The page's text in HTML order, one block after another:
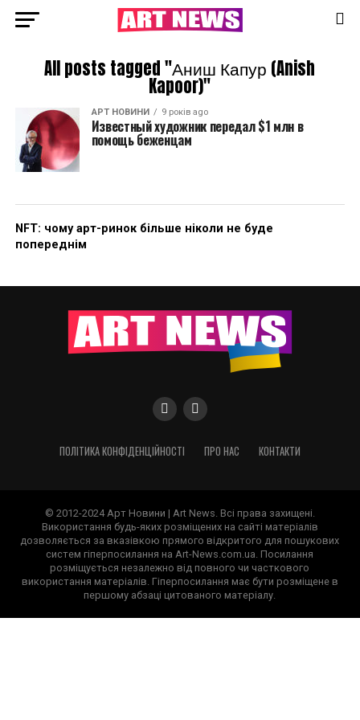
All posts tagged "Аниш Капур (Anish
Kapoor)"
АРТ НОВИНИ 9 років ago
Известный художник передал $1 млн в
помощь беженцам
NFT: чому арт-ринок більше ніколи не буде
попереднім
ПОЛІТИКА КОНФІДЕНЦІЙНОСТІ ПРО НАС КОНТАКТИ
© 2012-2024 Арт Новини | Art News. Всі права захищені.
Використання будь-яких розміщених на сайті матеріалів
дозволяється за вказівкою прямого відкритого для пошукових
систем гіперпосилання на Art-News.com.ua. Посилання
розміщується незалежно від повного чи часткового
використання матеріалів. Гіперпосилання має бути розміщене в
першому абзаці цитованого матеріалу.